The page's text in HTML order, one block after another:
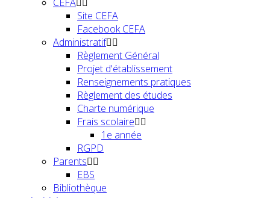
Site CEFA
Facebook CEFA
Administratif
Règlement Général
Projet d'établissement
Renseignements pratiques
Règlement des études
Charte numérique
Frais scolaire
1e année
RGPD
Parents
EBS
Bibliothèque